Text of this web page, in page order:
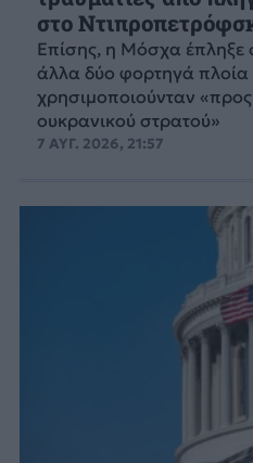
στο
Επίσης, η Μόσχα
άλλα δύο φορτηγά πλοία
χρησιμοποιούνταν
ουκρανικού στρατού»
7 ΑΥΓ. 2026, 21:57